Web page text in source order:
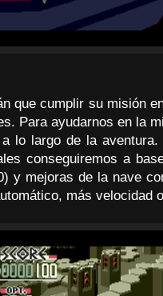
que cumplir su misión
Para ayudarnos en la
lo largo de la
conseguiremos a
y mejoras de la nave
más velocidad